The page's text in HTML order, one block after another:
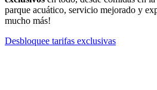
parque acuático, servicio mejorado y
mucho más!
Desbloquee tarifas exclusivas